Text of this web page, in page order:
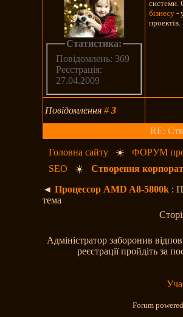
Статистика:
Повідомлень: 369
Реєстрація:
27.04.2009
системи.
бізнесу -
проектів.
Повідомлення#3
RE:
Головна сайту ☀️ФОРУМ про
SEO
☀️Створення
◄Процессор AMD A8-5800k :
тема
Адміністратор заборонив
реєстрації пройдіть за
Forum